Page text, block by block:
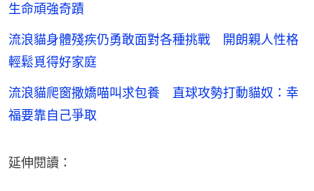
生命頑強奇蹟
流浪貓身體殘疾仍勇敢面對各種挑戰 開朗親人性格
輕鬆覓得好家庭
流浪貓爬窗撒嬌喵叫求包養 直球攻勢打動貓奴：幸
福要靠自己爭取
延伸閱讀：